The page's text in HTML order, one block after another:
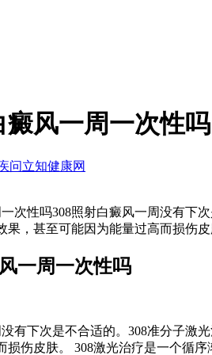
癜风一周一次性吗
问立知健康网
次性吗308照射白癜风一周没有下
果，甚至可能因为能量过高而损伤
一周一次性吗
有下次是不合适的。308准分子激
损伤皮肤。 308激光治疗是一个循